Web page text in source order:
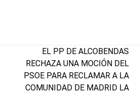
next
post:
EL PP DE ALCOBENDAS
RECHAZA UNA MOCIÓN DEL
PSOE PARA RECLAMAR A LA
COMUNIDAD DE MADRID LA